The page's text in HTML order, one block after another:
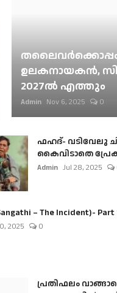
ഉലകനായകന്‍,
2027ല്‍ എത്തും
Admin Nov 6, 2025 0
ഫഹദ്- വടിവേലു
കൈവിടാതെ
Admin Jul 28, 2025
– The Incident)-
2025 0
പ്രതിഫലം